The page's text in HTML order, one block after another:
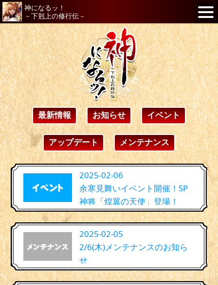
神になるッ！
－下剋上の修行伝－
最新情報 お知らせ イベント
アップデート メンテナンス
2025-02-06
余寒見舞いイベント開催！SP
神将「煌翼の天使」登場！
2025-02-05
2/6(木)メンテナンスのお知ら
せ